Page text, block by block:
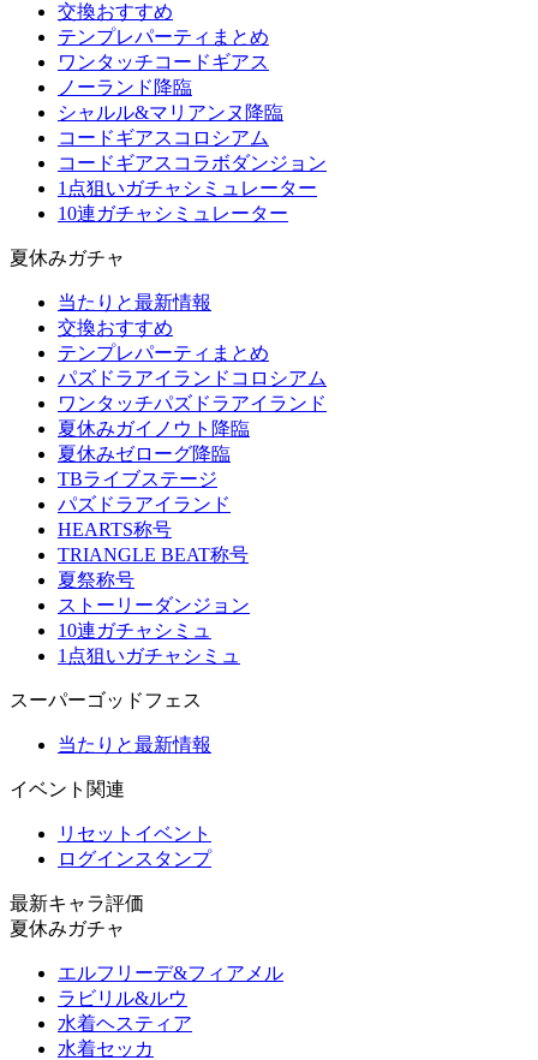
交換おすすめ
テンプレパーティまとめ
ワンタッチコードギアス
ノーランド降臨
シャルル&マリアンヌ降臨
コードギアスコロシアム
コードギアスコラボダンジョン
1点狙いガチャシミュレーター
10連ガチャシミュレーター
夏休みガチャ
当たりと最新情報
交換おすすめ
テンプレパーティまとめ
パズドラアイランドコロシアム
ワンタッチパズドラアイランド
夏休みガイノウト降臨
夏休みゼローグ降臨
TBライブステージ
パズドラアイランド
HEARTS称号
TRIANGLE BEAT称号
夏祭称号
ストーリーダンジョン
10連ガチャシミュ
1点狙いガチャシミュ
スーパーゴッドフェス
当たりと最新情報
イベント関連
リセットイベント
ログインスタンプ
最新キャラ評価
夏休みガチャ
エルフリーデ&フィアメル
ラビリル&ルウ
水着ヘスティア
水着セッカ